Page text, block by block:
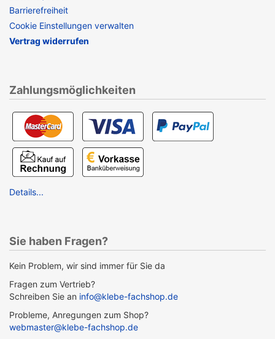
Barrierefreiheit
Cookie Einstellungen verwalten
Vertrag widerrufen
Zahlungsmöglichkeiten
Details...
Sie haben Fragen?
Kein Problem, wir sind immer für Sie da
Fragen zum Vertrieb?
Schreiben Sie an info@klebe-fachshop.de
Probleme, Anregungen zum Shop?
webmaster@klebe-fachshop.de